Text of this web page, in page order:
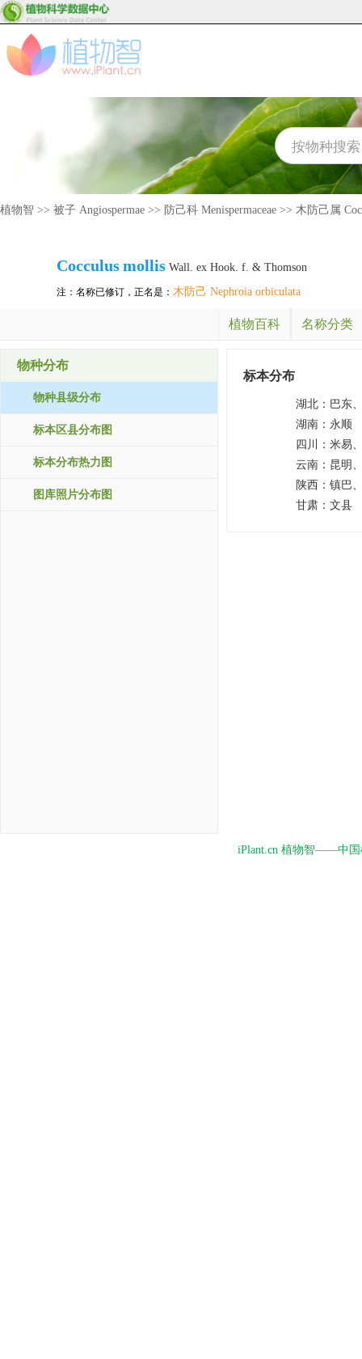
植物智 >> 被子 Angiospermae >> 防己科 Menispermaceae >> 木防己属
Cocculusmollis Wall. ex Hook. f. & Thomson
注：名称已修订，正名是： 木防己 Nephroia orbiculata
植物百科 名称分类
物种分布
物种县级分布
标本区县分布图
标本分布热力图
图库照片分布图
标本分布
湖北： 巴东
湖南： 永顺
四川： 米易
云南： 昆明
陕西： 镇巴
甘肃： 文县
iPlant.cn 植物智——中国